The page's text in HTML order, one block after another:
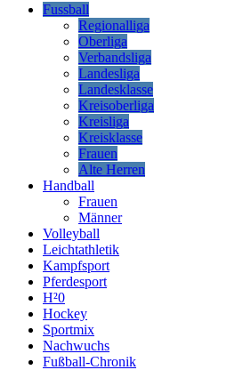
Fussball
Regionalliga
Oberliga
Verbandsliga
Landesliga
Landesklasse
Kreisoberliga
Kreisliga
Kreisklasse
Frauen
Alte Herren
Handball
Frauen
Männer
Volleyball
Leichtathletik
Kampfsport
Pferdesport
H²0
Hockey
Sportmix
Nachwuchs
Fußball-Chronik